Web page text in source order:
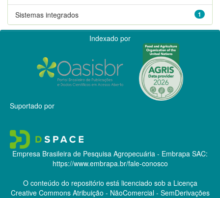
1
Sistemas integrados
Indexado por
Suportado por
Empresa Brasileira de Pesquisa Agropecuária - Embrapa SAC:
https://www.embrapa.br/fale-conosco
O conteúdo do repositório está licenciado sob a Licença
Creative CommonsAtribuição - NãoComercial - SemDerivações